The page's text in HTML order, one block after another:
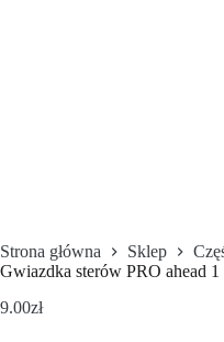
Strona główna Sklep
Gwiazdka sterów PRO ahead
9.00zł